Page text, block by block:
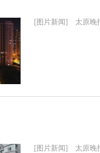
[图片新闻] 太原晚
[图片新闻] 太原晚